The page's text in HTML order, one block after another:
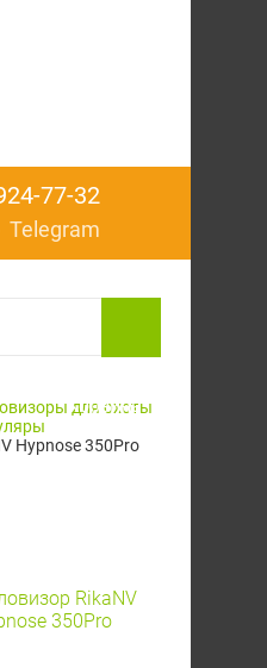
для охоты
Hypnose 350Pro
77-32
Telegram
Корзина